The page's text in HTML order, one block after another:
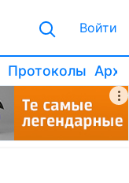
Войти
Протоколы